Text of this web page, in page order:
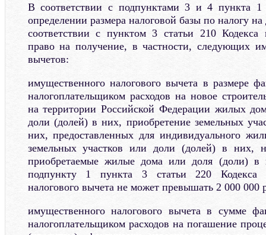
В соответствии с подпунктами 3 и 4 пункта 1
определении размера налоговой базы по налогу
соответствии с пунктом 3 статьи 210 Кодекса
право на получение, в частности, следующих
вычетов:
имущественного налогового вычета в размере
налогоплательщиком расходов на новое
на территории Российской Федерации жилых
доли (долей) в них, приобретение земельных
них, предоставленных для индивидуального
земельных участков или доли (долей) в них,
приобретаемые жилые дома или доля (доли) в
подпункту 1 пункта 3 статьи 220 Кодекса
налогового вычета не может превышать 2 000 000
имущественного налогового вычета в сумме
налогоплательщиком расходов на погашение